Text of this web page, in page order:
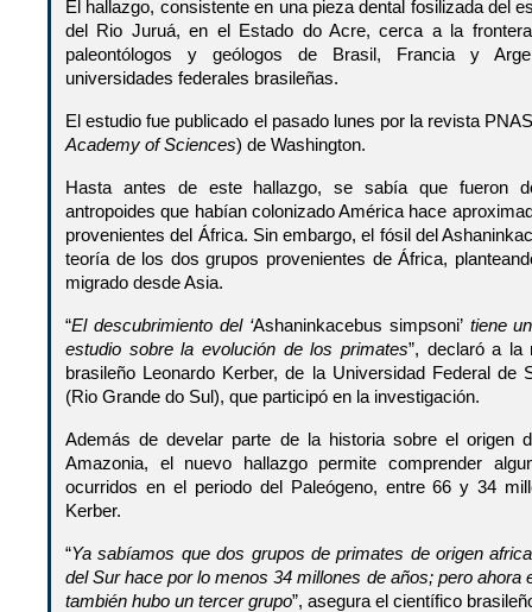
El hallazgo, consistente en una pieza dental fosilizada del
del Rio Juruá, en el Estado do Acre, cerca a la
paleontólogos y geólogos de Brasil, Francia y
universidades federales brasileñas.
El estudio fue publicado el pasado lunes por la revista
Academy of Sciences) de Washington.
Hasta antes de este hallazgo, se sabía que fueron
antropoides que habían colonizado América hace
provenientes del África. Sin embargo, el fósil del
teoría de los dos grupos provenientes de África,
migrado desde Asia.
“El descubrimiento del ‘Ashaninkacebus simpsoni’tiene
estudio sobre la evolución de los primates”, declaró a la
brasileño Leonardo Kerber, de la Universidad Federal de
(Rio Grande do Sul), que participó en la investigación.
Además de develar parte de la historia sobre el origen
Amazonia, el nuevo hallazgo permite comprender
ocurridos en el periodo del Paleógeno, entre 66 y 34
Kerber.
“Ya sabíamos que dos grupos de primates de origen
del Sur hace por lo menos 34 millones de años; pero ahora
también hubo un tercer grupo”, asegura el científico